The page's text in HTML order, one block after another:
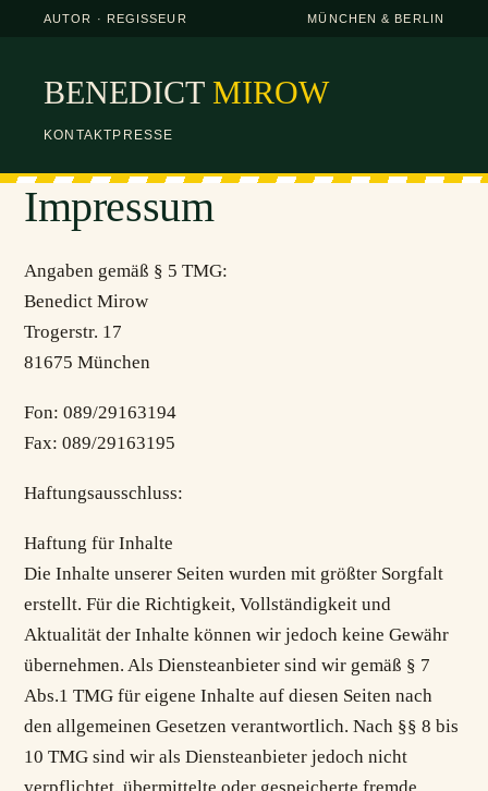
AUTOR · REGISSEUR MÜNCHEN & BERLIN
BENEDICT MIROW
KONTAKT PRESSE
Impressum
Angaben gemäß § 5 TMG:
Benedict Mirow
Trogerstr. 17
81675 München
Fon: 089/29163194
Fax: 089/29163195
Haftungsausschluss:
Haftung für Inhalte
Die Inhalte unserer Seiten wurden mit größter Sorgfalt
erstellt. Für die Richtigkeit, Vollständigkeit und
Aktualität der Inhalte können wir jedoch keine Gewähr
übernehmen. Als Diensteanbieter sind wir gemäß § 7
Abs.1 TMG für eigene Inhalte auf diesen Seiten nach
den allgemeinen Gesetzen verantwortlich. Nach §§ 8 bis
10 TMG sind wir als Diensteanbieter jedoch nicht